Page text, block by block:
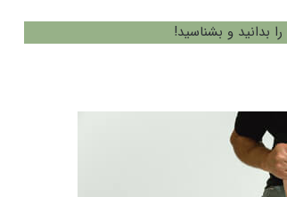
را بدانید و بشناسید!